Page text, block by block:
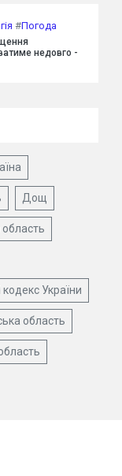
#Погода
недовго -
Дощ
України
область